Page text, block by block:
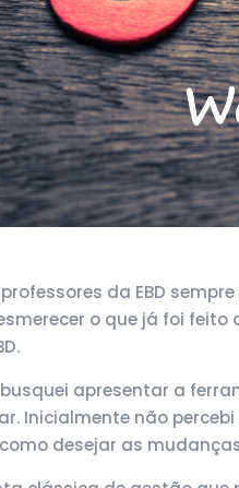
da EBD
o que já foi
apresentar a
Inicialmente não
desejar as